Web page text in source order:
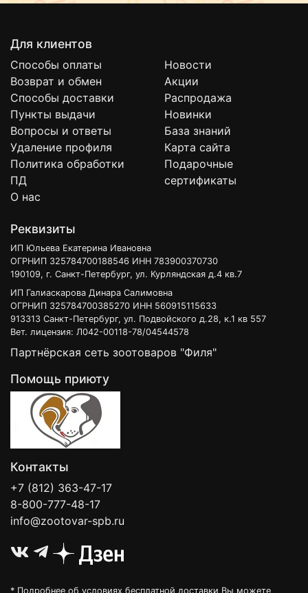
Для клиентов
Способы оплаты
Возврат и обмен
Способы доставки
Пункты выдачи
Вопросы и ответы
Удаление профиля
Политика обработки
ПД
О нас
Новости
Акции
Распродажа
Новинки
База знаний
Карта сайта
Подарочные
сертификаты
Реквизиты
ИП Юльева Екатерина Ивановна
ОГРНИП 325784700188546 ИНН 783900370730
190109, г. Санкт-Петербург, ул. Курляндская д.4 кв.7
ИП Галиаскарова Динара Салимовна
ОГРНИП 325784700385270 ИНН 560915115633
913313 Санкт-Петербург, ул. Подвойского д.28, к.1 кв 557
Вет. лицензия: Л042-00118-78/04544578
Партнёрская сеть зоотоваров "Филя"
Помощь приюту
Контакты
+7 (812) 363-47-17
8-800-777-48-17
info@zootovar-spb.ru
* Подробнее об условиях бесплатной доставки Вы можете